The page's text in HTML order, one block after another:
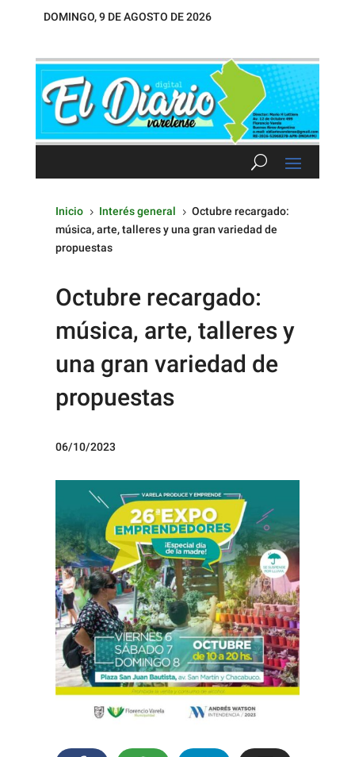
DOMINGO, 9 DE AGOSTO DE 2026
Inicio 5 Interés general 5 Octubre recargado:
música, arte, talleres y una gran variedad de
propuestas
Octubre recargado:
música, arte, talleres y
una gran variedad de
propuestas
06/10/2023